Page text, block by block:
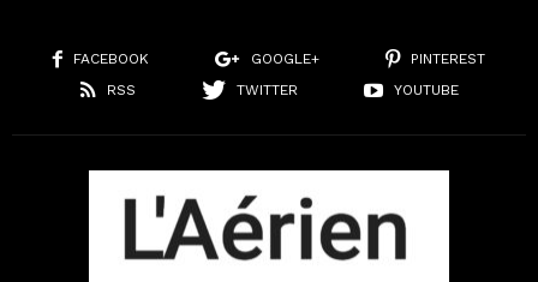
FACEBOOK GOOGLE+
PINTEREST
RSS
TWITTER YOUTUBE